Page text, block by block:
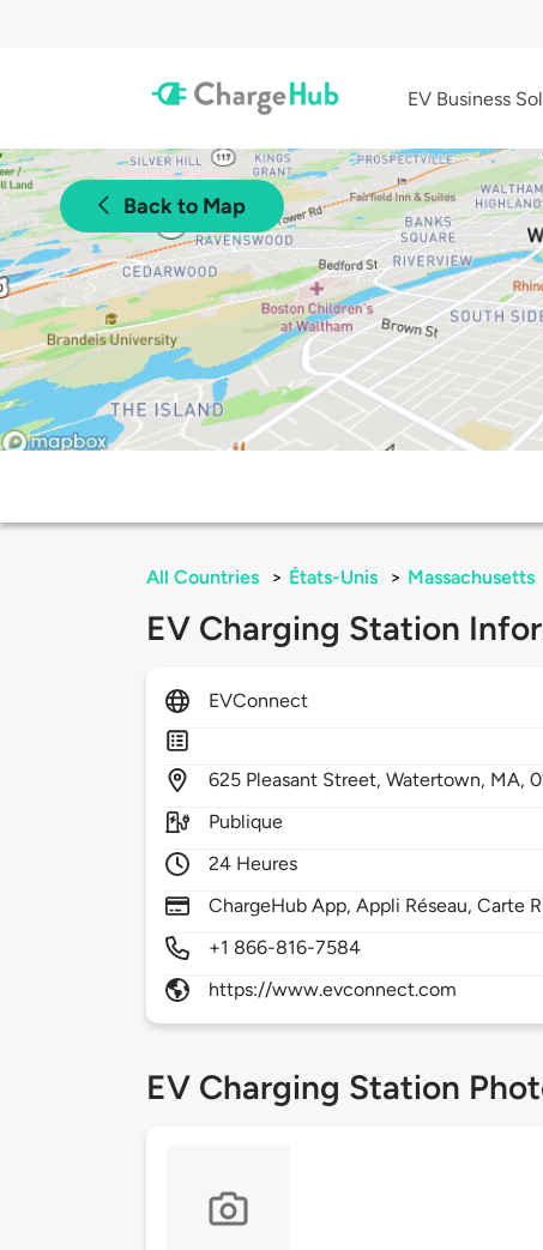
EV Business
Back to Map
All Countries > États-Unis > Massachusetts
EV Charging Station
EVConnect
625 Pleasant Street,Watertown, MA,
Publique
24 Heures
ChargeHub App, Appli Réseau, Carte
+1 866-816-7584
https://www.evconnect.com
EV Charging Station